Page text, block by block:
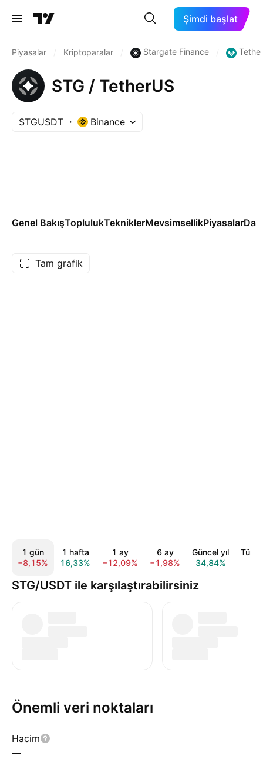
Şimdi başlat
Piyasalar Kriptoparalar Stargate Finance
STG / TetherUS
STGUSDT Binance
Genel BakışToplulukTekniklerMevsimsellikPiyasalar
Tam grafik
1 gün
−8,15%
1 hafta
16,33%
1 ay
−12,09%
6 ay
−1,98%
Güncel yıl
34,84%
Tüm
STG/USDT ile karşılaştırabilirsiniz
Önemli veri noktaları
Hacim
—